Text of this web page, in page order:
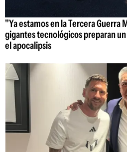
"Ya estamos en la Tercera Guerra
gigantes tecnológicos preparan
el apocalipsis